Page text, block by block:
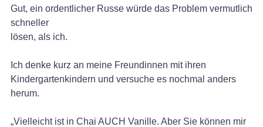
Gut, ein ordentlicher Russe würde das Problem vermutlich
schneller
lösen, als ich.
Ich denke kurz an meine Freundinnen mit ihren
Kindergartenkindern und versuche es nochmal anders
herum.
„Vielleicht ist in Chai AUCH Vanille. Aber Sie können mir